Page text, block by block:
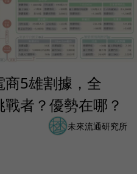
商5雄割據，全
者？優勢在哪？
未來流通研究所